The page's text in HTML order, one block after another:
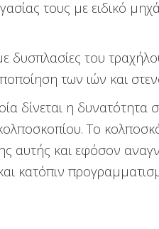
τους με ειδικό
δυσπλασίες του
των ιών και
δίνεται η δυνατότητα
Το
αυτής και εφόσον
κατόπιν